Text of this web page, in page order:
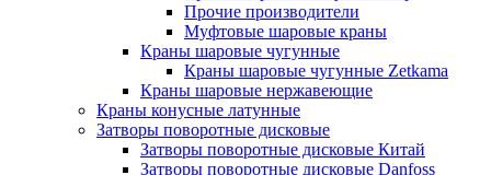
Прочие производители
Муфтовые шаровые краны
Краны шаровые чугунные
Краны шаровые чугунные Zetkama
Краны шаровые нержавеющие
Краны конусные латунные
Затворы поворотные дисковые
Затворы поворотные дисковые Китай
Затворы поворотные дисковые Danfoss